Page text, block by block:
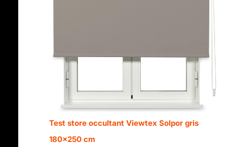
Test store occultant Viewtex Solpor gris
180×250 cm